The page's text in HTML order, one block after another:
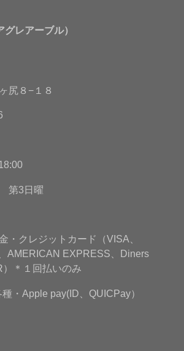
レアーブル）
尻８−１８
第3日曜
クレジットカード（VISA、
AMERICAN EXPRESS、Diners
＊１回払いのみ
・Apple pay(ID、QUICPay）